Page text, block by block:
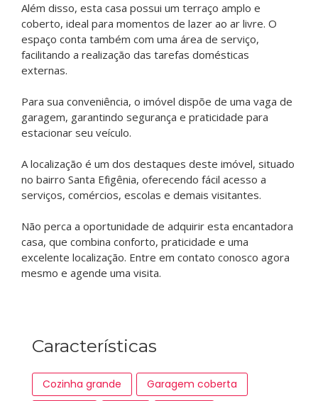
Além disso, esta casa possui um terraço amplo e
coberto, ideal para momentos de lazer ao ar livre. O
espaço conta também com uma área de serviço,
facilitando a realização das tarefas domésticas
externas.
Para sua conveniência, o imóvel dispõe de uma vaga de
garagem, garantindo segurança e praticidade para
estacionar seu veículo.
A localização é um dos destaques deste imóvel, situado
no bairro Santa Efigênia, oferecendo fácil acesso a
serviços, comércios, escolas e demais visitantes.
Não perca a oportunidade de adquirir esta encantadora
casa, que combina conforto, praticidade e uma
excelente localização. Entre em contato conosco agora
mesmo e agende uma visita.
Características
Cozinha grande
Garagem coberta